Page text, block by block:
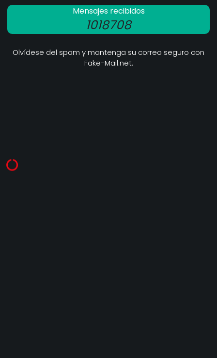
Mensajes recibidos
1018708
Olvídese del spam y mantenga su correo seguro con
Fake-Mail.net.